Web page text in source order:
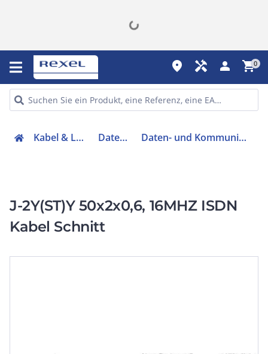
place handyman person shopping_cart0
Kabel & Leitungen Datenkabel Daten- und Kommunikationskabel
J-2Y(ST)Y 50x2x0,6, 16MHZ ISDN
Kabel Schnitt